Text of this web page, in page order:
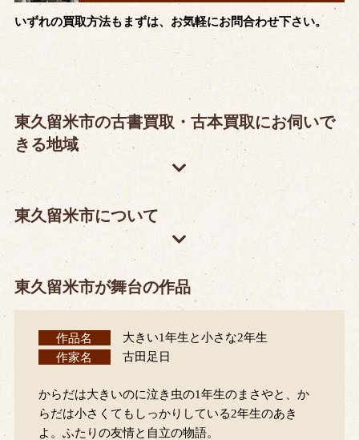
いずれの買取方法もまずは、お気軽にお問合わせ下さい。
東久留米市の古書買取・古本買取にお伺いで
きる地域
東久留米市について
東久留米市が舞台の作品
作品名
大きい1年生と小さな2年生
作家名
古田足日
からだは大きいのに泣き虫の1年生のまさやと、か
らだは小さくてもしっかりしている2年生のあき
よ。ふたりの友情と自立の物語。